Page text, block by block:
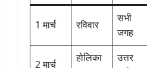
1 मार्च रविवार
सभी
जगह
2 मार्च
होलिका
उत्तर